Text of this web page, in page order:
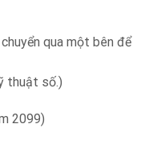
qua một bên để
thuật số.)
2099)